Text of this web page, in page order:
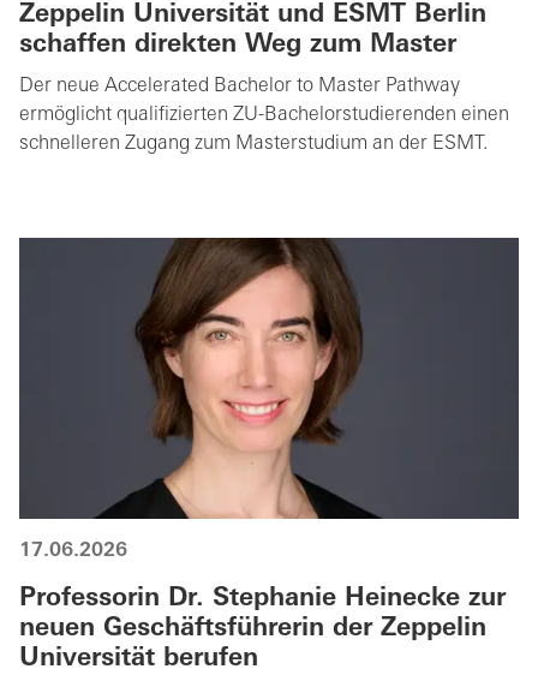
Zeppelin Universität und ESMT Berlin
schaffen direkten Weg zum Master
Der neue Accelerated Bachelor to Master Pathway
ermöglicht qualifizierten ZU-Bachelorstudierenden einen
schnelleren Zugang zum Masterstudium an der ESMT.
17.06.2026
Professorin Dr. Stephanie Heinecke zur
neuen Geschäftsführerin der Zeppelin
Universität berufen